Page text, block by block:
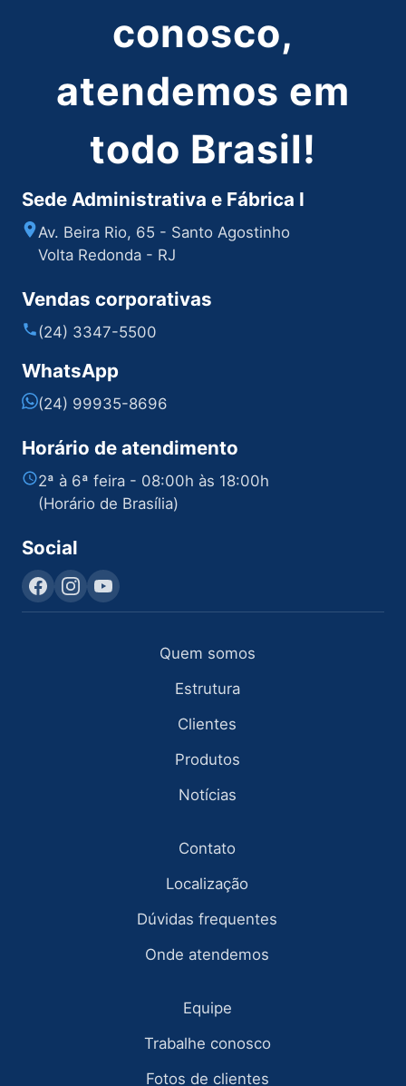
conosco,
atendemos em
todo Brasil!
Sede Administrativa e Fábrica I
Av. Beira Rio, 65 - Santo Agostinho
Volta Redonda - RJ
Vendas corporativas
(24) 3347-5500
WhatsApp
(24) 99935-8696
Horário de atendimento
2ª à 6ª feira - 08:00h às 18:00h
(Horário de Brasília)
Social
Quem somos
Estrutura
Clientes
Produtos
Notícias
Contato
Localização
Dúvidas frequentes
Onde atendemos
Equipe
Trabalhe conosco
Fotos de clientes